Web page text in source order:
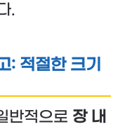
.
: 적절한 크기
반적으로 장 내